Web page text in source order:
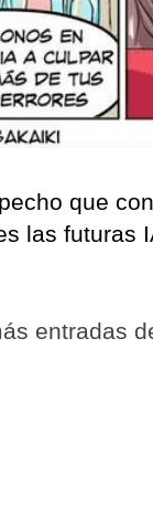
que
las futuras
entradas